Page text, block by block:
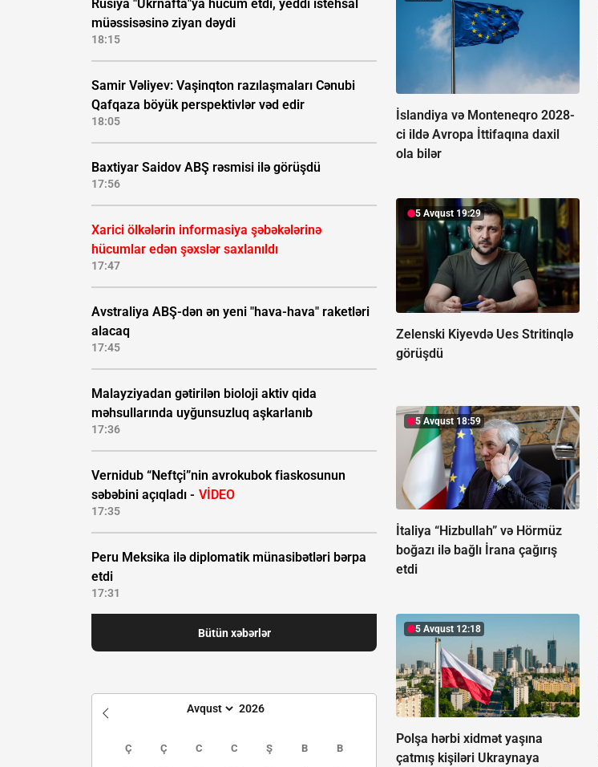
Rusiya "Ukrnafta"ya hücum etdi, yeddi istehsal
müəssisəsinə ziyan dəydi
18:15
Samir Vəliyev: Vaşinqton razılaşmaları Cənubi
Qafqaza böyük perspektivlər vəd edir
18:05
Baxtiyar Saidov ABŞ rəsmisi ilə görüşdü
17:56
Xarici ölkələrin informasiya şəbəkələrinə
hücumlar edən şəxslər saxlanıldı
17:47
Avstraliya ABŞ-dən ən yeni "hava-hava" raketləri
alacaq
17:45
Malayziyadan gətirilən bioloji aktiv qida
məhsullarında uyğunsuzluq aşkarlanıb
17:36
Vernidub “Neftçi”nin avrokubok fiaskosunun
səbəbini açıqladı - VİDEO
17:35
Peru Meksika ilə diplomatik münasibətləri bərpa
etdi
17:31
Bütün xəbərlər
Ç Ç C C Ş B B
İslandiya və Monteneqro 2028-
ci ildə Avropa İttifaqına daxil
ola bilər
5 Avqust 19:29
Zelenski Kiyevdə Ues Stritinqlə
görüşdü
5 Avqust 18:59
İtaliya “Hizbullah” və Hörmüz
boğazı ilə bağlı İrana çağırış
etdi
5 Avqust 12:18
Polşa hərbi xidmət yaşına
çatmış kişiləri Ukraynaya